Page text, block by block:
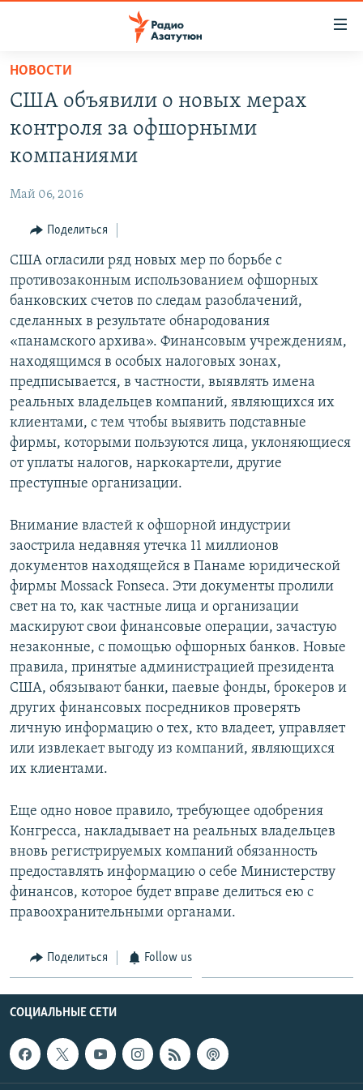
Перейти
основному
содержанию
основной
Перейти
поиску
ПОЛИТИКА
ЭКОНОМИКА
РЕГИОН
НАГОРНЫЙ КАРАБАХ
КУЛЬТУРА
СПОРТ
АРХИВ
Հայերեն
English
Русский
Все сайты Радио Азатутюн
НОВОСТИ
США объявили о новых мерах
контроля за офшорными
компаниями
Май 06, 2016
Поделиться
США огласили ряд новых мер по борьбе с
противозаконным использованием офшорных
банковских счетов по следам разоблачений,
сделанных в результате обнародования
«панамского архива». Финансовым учреждениям,
находящимся в особых налоговых зонах,
предписывается, в частности, выявлять имена
реальных владельцев компаний, являющихся их
клиентами, с тем чтобы выявить подставные
фирмы, которыми пользуются лица, уклоняющиеся
от уплаты налогов, наркокартели, другие
преступные организации.
Внимание властей к офшорной индустрии
заострила недавняя утечка 11 миллионов
документов находящейся в Панаме юридической
фирмы Mossack Fonseca. Эти документы пролили
свет на то, как частные лица и организации
маскируют свои финансовые операции, зачастую
незаконные, с помощью офшорных банков. Новые
правила, принятые администрацией президента
США, обязывают банки, паевые фонды, брокеров и
других финансовых посредников проверять
личную информацию о тех, кто владеет, управляет
или извлекает выгоду из компаний, являющихся
их клиентами.
Еще одно новое правило, требующее одобрения
Конгресса, накладывает на реальных владельцев
вновь регистрируемых компаний обязанность
предоставлять информацию о себе Министерству
финансов, которое будет вправе делиться ею с
правоохранительными органами.
Поделиться Follow us
СОЦИАЛЬНЫЕ СЕТИ